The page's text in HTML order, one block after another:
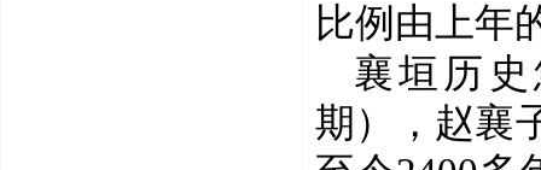
比例由上年
襄垣历
期），赵襄